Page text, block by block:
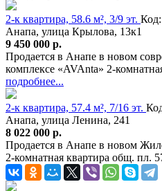
2-к квартира, 58.6 м², 3/9 эт.
Анапа, улица Крылова, 13к1
9 450 000 р.
Продается в Анапе в новом
комплексе «AVAnta» 2-
подробнее...
2-к квартира, 57.4 м², 7/16 эт.
Анапа, улица Ленина, 241
8 022 000 р.
Продается в Анапе в новом
2-комнатная квартира общ. пл.